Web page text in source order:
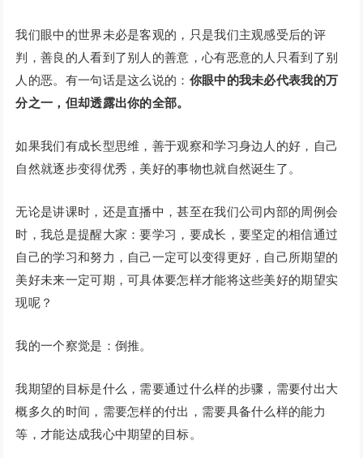
我们眼中的世界未必是客观的，只是我们主观感受后的评
判，善良的人看到了别人的善意，心有恶意的人只看到了别
人的恶。有一句话是这么说的： 你眼中的我未必代表我的万
分之一，但却透露出你的全部。
如果我们有成长型思维，善于观察和学习身边人的好，自己
自然就逐步变得优秀，美好的事物也就自然诞生了。
无论是讲课时，还是直播中，甚至在我们公司内部的周例会
时，我总是提醒大家：要学习，要成长，要坚定的相信通过
自己的学习和努力，自己一定可以变得更好，自己所期望的
美好未来一定可期，可具体要怎样才能将这些美好的期望实
现呢？
我的一个察觉是：倒推。
我期望的目标是什么，需要通过什么样的步骤，需要付出大
概多久的时间，需要怎样的付出，需要具备什么样的能力
等，才能达成我心中期望的目标。